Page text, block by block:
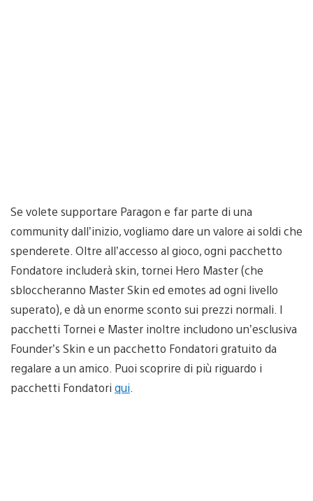
Se volete supportare Paragon e far parte di una
community dall’inizio, vogliamo dare un valore ai soldi che
spenderete. Oltre all’accesso al gioco, ogni pacchetto
Fondatore includerà skin, tornei Hero Master (che
sbloccheranno Master Skin ed emotes ad ogni livello
superato), e dà un enorme sconto sui prezzi normali. I
pacchetti Tornei e Master inoltre includono un’esclusiva
Founder’s Skin e un pacchetto Fondatori gratuito da
regalare a un amico. Puoi scoprire di più riguardo i
pacchetti Fondatori qui